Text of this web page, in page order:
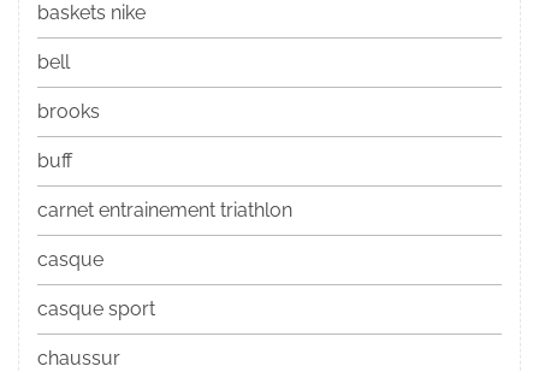
baskets nike
bell
brooks
buff
carnet entrainement triathlon
casque
casque sport
chaussur